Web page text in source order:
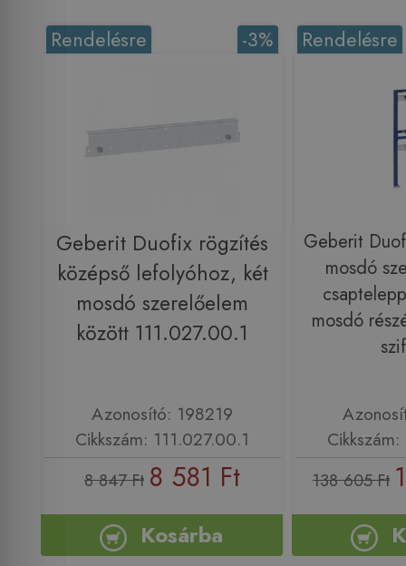
-3%
Rendelésre
Geberit Duofix rögzítés
középső lefolyóhoz, két
mosdó szerelőelem
között 111.027.00.1
Azonosító: 198219
Cikkszám: 111.027.00.1
8 847 Ft 8 581 Ft
Kosárba
Rendelésre
Geberit
mosdó
mosdó
138 605 Ft